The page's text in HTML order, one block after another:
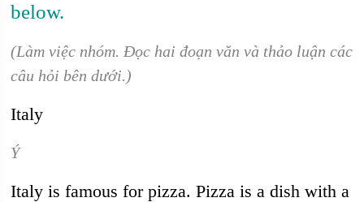
below.
(Làm việc nhóm. Đọc hai đoạn văn và thảo luận các
câu hỏi bên dưới.)
Italy
Ý
Italy is famous for pizza. Pizza is a dish with a